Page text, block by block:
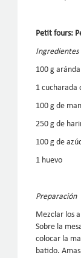
Petit fours:
Ingredientes
100 g
1 cucharada
100 g de
250 g de
100 g de
1 huevo
Preparación
Mezclar los
Sobre la
colocar la
batido.